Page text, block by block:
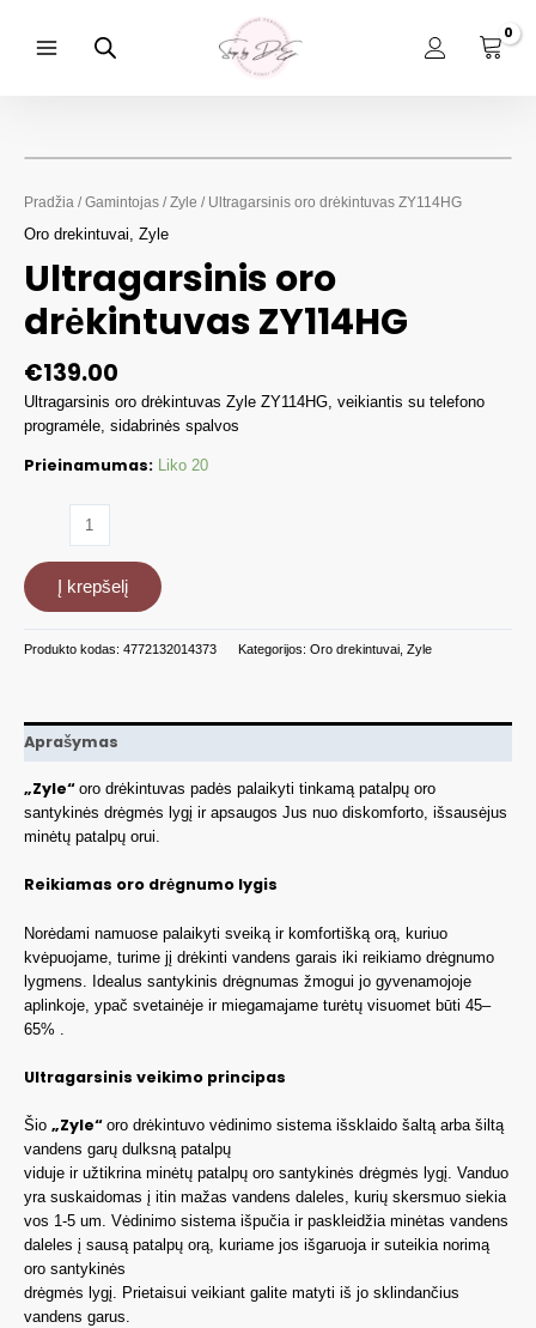
turinio
Pradžia /Gamintojas / Zyle / Ultragarsinis oro drėkintuvas ZY114HG
Oro drekintuvai, Zyle
Ultragarsinis oro
drėkintuvas ZY114HG
€139.00
Ultragarsinis oro drėkintuvas Zyle ZY114HG, veikiantis su telefono
programėle, sidabrinės spalvos
Prieinamumas: Liko 20
Ultragarsinis
oro
drėkintuvas
Į krepšelį
Produkto kodas: 4772132014373 Kategorijos: Oro drekintuvai Zyle
Aprašymas
„Zyle“ oro drėkintuvas padės palaikyti tinkamą patalpų oro
santykinės drėgmės lygį ir apsaugos Jus nuo diskomforto, išsausėjus
minėtų patalpų orui.
Reikiamas oro drėgnumo lygis
Norėdami namuose palaikyti sveiką ir komfortišką orą, kuriuo
kvėpuojame, turime jį drėkinti vandens garais iki reikiamo drėgnumo
lygmens. Idealus santykinis drėgnumas žmogui jo gyvenamojoje
aplinkoje, ypač svetainėje ir miegamajame turėtų visuomet būti 45–
65% .
Ultragarsinis veikimo principas
Šio „Zyle“ oro drėkintuvo vėdinimo sistema išsklaido šaltą arba šiltą
vandens garų dulksną patalpų
viduje ir užtikrina minėtų patalpų oro santykinės drėgmės lygį. Vanduo
yra suskaidomas į itin mažas vandens daleles, kurių skersmuo siekia
vos 1-5 um. Vėdinimo sistema išpučia ir paskleidžia minėtas vandens
daleles į sausą patalpų orą, kuriame jos išgaruoja ir suteikia norimą
oro santykinės
drėgmės lygį. Prietaisui veikiant galite matyti iš jo sklindančius
vandens garus.